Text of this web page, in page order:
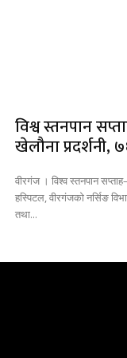
विश्व स्तनपान
खेलौना प्रदर्शनी,
वीरगंज । विश्व स्तनपान
हस्पिटल, वीरगंजकाे नर्सिङ
तथा...